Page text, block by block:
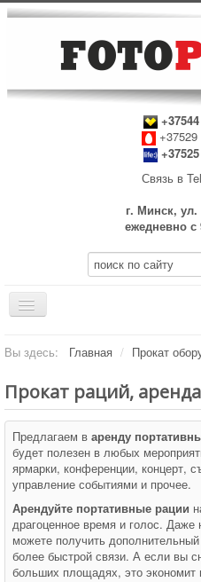
Связь в
г. Минск, ул.
ежедневно с
Включить/
Главная
Аренда студии
Услуги
Условия проката
Статьи
Обзоры
Вы здесь: Главная / Прокат
Прокат раций,
Предлагаем в аренду
будет полезен в любых
ярмарки, конференции, концерт,
управление событиями и прочее.
Арендуйте портативные рации
драгоценное время и голос.
можете получить
более быстрой связи. А если вы
больших площадях, это экономит